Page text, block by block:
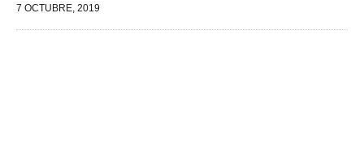
7 OCTUBRE, 2019